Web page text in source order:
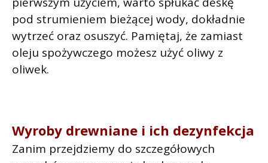
pod strumieniem bieżącej wody, dokładnie
wytrzeć oraz osuszyć. Pamiętaj, że zamiast
oleju spożywczego możesz użyć oliwy z
oliwek.
Wyroby drewniane i ich dezynfekcja
Zanim przejdziemy do szczegółowych